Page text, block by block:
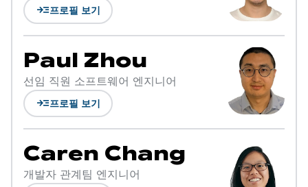
read_more프로필 보기
Paul Zhou
선임 직원 소프트웨어 엔지니어
read_more프로필 보기
Caren Chang
개발자 관계팀 엔지니어